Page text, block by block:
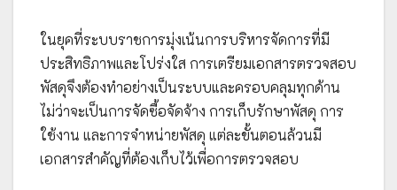
ในยุคที่ระบบราชการมุ่งเน้นการบริหารจัดการที่มี
ประสิทธิภาพและโปร่งใส การเตรียมเอกสารตรวจสอบ
พัสดุจึงต้องทำอย่างเป็นระบบและครอบคลุมทุกด้าน
ไม่ว่าจะเป็นการจัดซื้อจัดจ้าง การเก็บรักษาพัสดุ การ
ใช้งาน และการจำหน่ายพัสดุ แต่ละขั้นตอนล้วนมี
เอกสารสำคัญที่ต้องเก็บไว้เพื่อการตรวจสอบ